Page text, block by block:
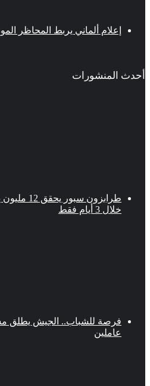
إعلام ألماني يربط المحاظر
أحدث المنشورات
طرابزون
خلال 3 أيام فقط
فرصة للشباب.. الجيش يطلق
عاملين